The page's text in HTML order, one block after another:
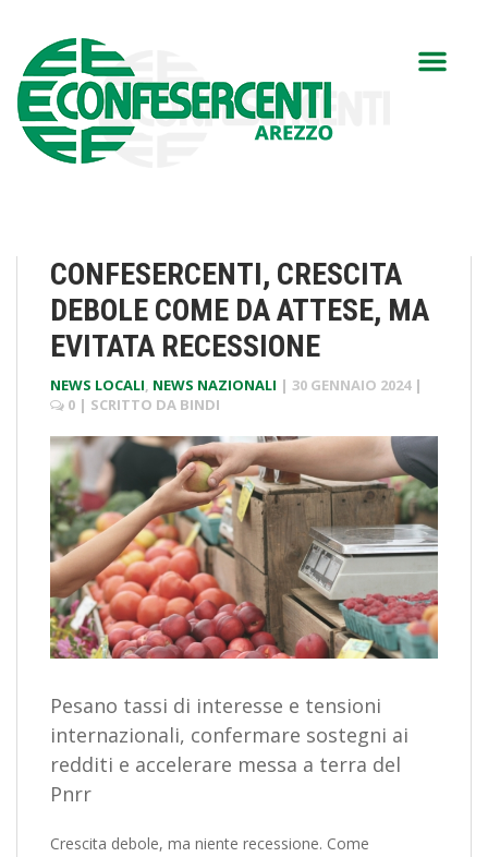
CONFESERCENTI, CRESCITA
DEBOLE COME DA ATTESE, MA
EVITATA RECESSIONE
NEWS LOCALI, NEWS NAZIONALI | 30 GENNAIO 2024 |
0 | SCRITTO DA BINDI
Pesano tassi di interesse e tensioni
internazionali, confermare sostegni ai
redditi e accelerare messa a terra del
Pnrr
Crescita debole, ma niente recessione. Come